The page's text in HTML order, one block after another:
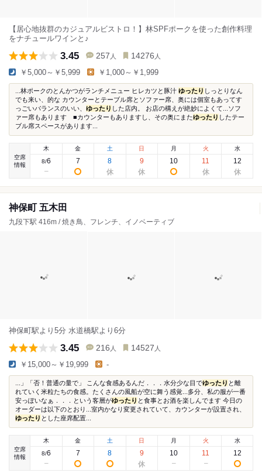
【居心地抜群のカジュアルビストロ！】林SPFポークを使った創作料理
をナチュールワインと♪
3.45 257 人 14276 人
￥5,000～￥5,999 ￥1,000～￥1,999
...林ポークのとんかつがランチメニュー ヒレカツと豚汁 ゆったり しっとりなん
でも来い、的な カウンターとテーブル席とソファー席、奥には個室もあってす
っごいバランスのいい、 ゆったり した店内。 お店の構えが絶妙によくて...ソフ
ァー席もあります ■カウンターもありますし、その奥にまたゆったり したテー
ブル席スペースがあります...
空席
情報
木
8/6
金
7
土
8
日
9
月
10
火
11
水
12
神保町 五木田
九段下駅 416m / 焼き鳥、フレンチ、イノベーティブ
神保町駅より5分 水道橋駅より6分
3.45 216 人 14527 人
￥15,000～￥19,999 -
...」「否！普通の量で」 こんな食感あるんだ．．．水分少な目でゆったり と離
れていく米粒たちの食感。たくさんの風船が空に舞う感覚...多分、私の服が一番
安っぽいなぁ．．．という客層がゆったり と食事とお酒を楽しんでます 今日の
オーダーは以下のとおり...室内かなり変更されていて、カウンターが設置され、
ゆったり とした座席配置...
空席
情報
木
8/6
金
7
土
8
日
9
月
10
火
11
水
12